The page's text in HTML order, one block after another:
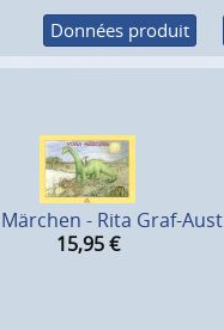
Données produit
- Rita Graf-Aust
15,95 €